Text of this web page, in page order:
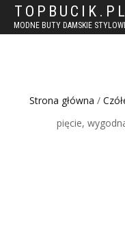
TOPBUCIK.PL
MODNE BUTY DAMSKIE
Strona główna /
pięcie,